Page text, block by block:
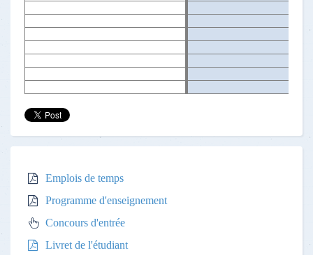
Emplois de temps
Programme d'enseignement
Concours d'entrée
Livret de l'étudiant